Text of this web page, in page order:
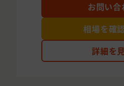
詳細を
お問い合
相場を確